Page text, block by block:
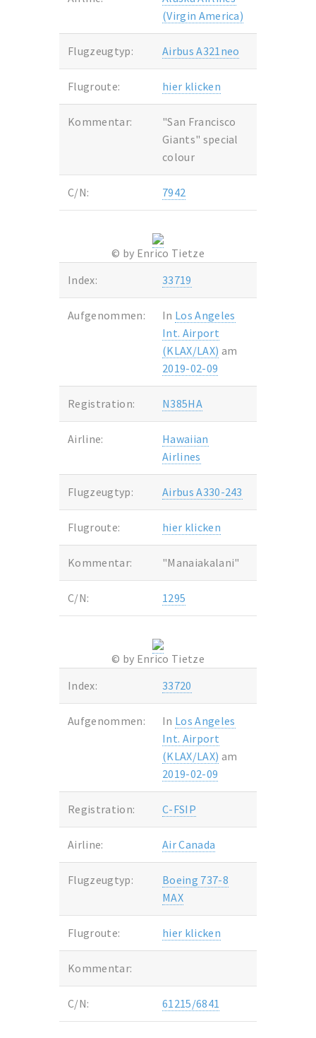
(Virgin America)
Flugzeugtyp: Airbus A321neo
Flugroute: hier klicken
Kommentar:
"San Francisco
Giants" special
colour
C/N: 7942
© by Enrico Tietze
Index:
33719
Aufgenommen: In Los Angeles
Int. Airport
(KLAX/LAX) am
2019-02-09
Registration: N385HA
Airline:
Hawaiian
Airlines
Flugzeugtyp: Airbus A330-243
Flugroute: hier klicken
Kommentar: "Manaiakalani"
C/N: 1295
© by Enrico Tietze
Index:
33720
Aufgenommen: In Los Angeles
Int. Airport
(KLAX/LAX) am
2019-02-09
Registration: C-FSIP
Airline: Air Canada
Flugzeugtyp:
Boeing 737-8
MAX
Flugroute: hier klicken
Kommentar:
C/N: 61215/6841